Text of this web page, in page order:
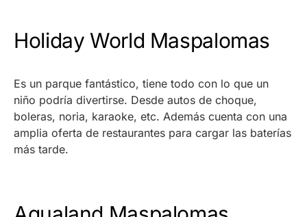
Holiday World Maspalomas
Es un parque fantástico, tiene todo con lo que un
niño podría divertirse. Desde autos de choque,
boleras, noria, karaoke, etc. Además cuenta con una
amplia oferta de restaurantes para cargar las baterías
más tarde.